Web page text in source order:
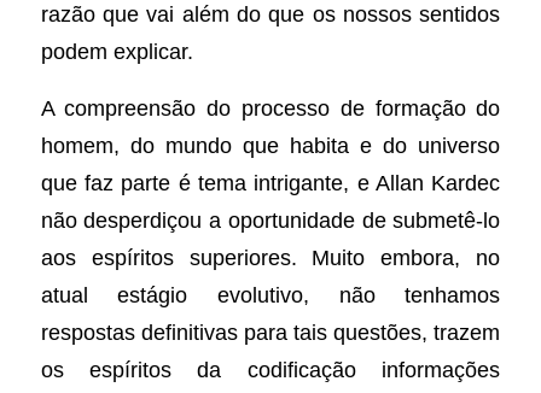
razão que vai além do que os nossos sentidos
podem explicar.
A compreensão do processo de formação do
homem, do mundo que habita e do universo
que faz parte é tema intrigante, e Allan Kardec
não desperdiçou a oportunidade de submetê-lo
aos espíritos superiores. Muito embora, no
atual estágio evolutivo, não tenhamos
respostas definitivas para tais questões, trazem
os espíritos da codificação informações